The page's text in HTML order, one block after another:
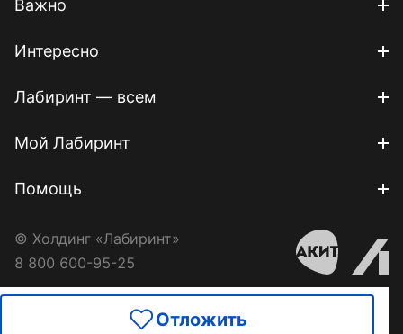
Отложить
Важно
Интересно
Лабиринт — всем
Мой Лабиринт
Помощь
© Холдинг «Лабиринт»
8 800 600-95-25